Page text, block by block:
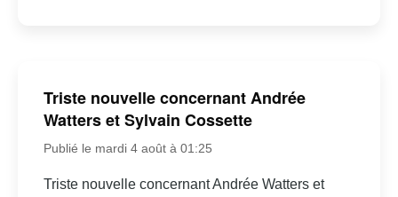
Triste nouvelle concernant Andrée
Watters et Sylvain Cossette
Publié le mardi 4 août à 01:25
Triste nouvelle concernant Andrée Watters et